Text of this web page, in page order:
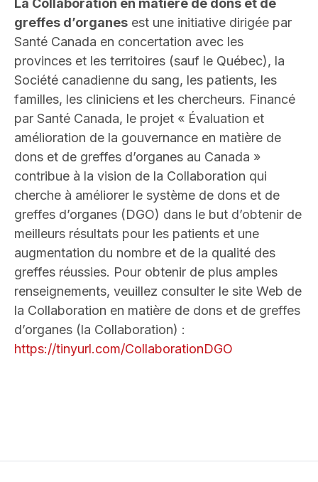
La Collaboration en matière de dons et de
greffes d’organes est une initiative dirigée par
Santé Canada en concertation avec les
provinces et les territoires (sauf le Québec), la
Société canadienne du sang, les patients, les
familles, les cliniciens et les chercheurs. Financé
par Santé Canada, le projet « Évaluation et
amélioration de la gouvernance en matière de
dons et de greffes d’organes au Canada »
contribue à la vision de la Collaboration qui
cherche à améliorer le système de dons et de
greffes d’organes (DGO) dans le but d’obtenir de
meilleurs résultats pour les patients et une
augmentation du nombre et de la qualité des
greffes réussies. Pour obtenir de plus amples
renseignements, veuillez consulter le site Web de
la Collaboration en matière de dons et de greffes
d’organes (la Collaboration) :
https://tinyurl.com/CollaborationDGO